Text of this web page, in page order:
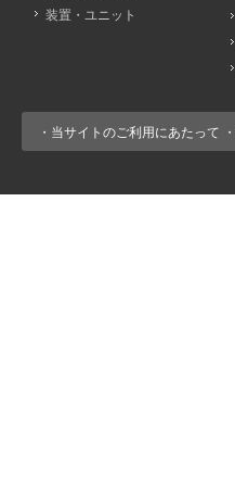
装置・ユニット
・ 当サイトのご利用にあたって ・